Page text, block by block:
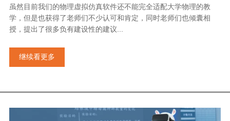
虽然目前我们的物理虚拟仿真软件还不能完全适配大学物理的教
学，但是也获得了老师们不少认可和肯定，同时老师们也倾囊相
授，提出了很多负有建设性的建议...
继续看更多